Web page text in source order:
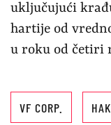
uključujući
hartije od
u roku od četiri
VF CORP.